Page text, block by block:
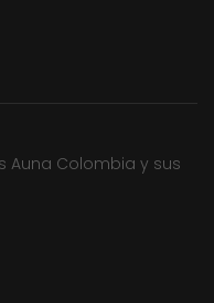
Auna Colombia y sus